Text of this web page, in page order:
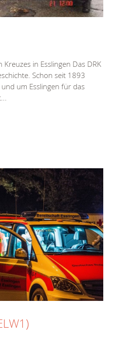
in Esslingen Das DRK
Schon seit 1893
um Esslingen für das